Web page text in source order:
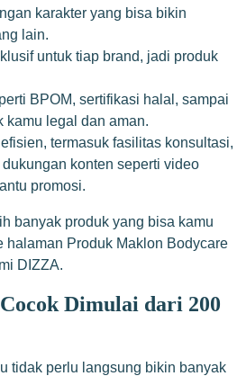
karakter yang bisa bikin
lain.
untuk tiap brand, jadi produk
BPOM, sertifikasi halal, sampai
kamu legal dan aman.
termasuk fasilitas konsultasi,
konten seperti video
promosi.
banyak produk yang bisa kamu
halaman Produk Maklon Bodycare
DIZZA.
Dimulai dari 200
tidak perlu langsung bikin banyak